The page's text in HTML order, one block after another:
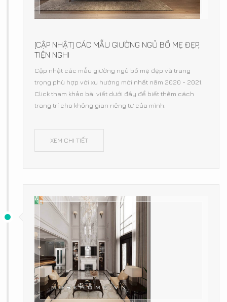
[CẬP NHẬT] CÁC MẪU GIƯỜNG NGỦ BỐ MẸ ĐẸP,
TIỆN NGHI
Cập nhật các mẫu giường ngủ bố mẹ đẹp và trang
trọng phù hợp với xu hướng mới nhất năm 2020 - 2021.
Click tham khảo bài viết dưới đây để biết thêm cách
trang trí cho không gian riêng tư của mình.
XEM CHI TIẾT